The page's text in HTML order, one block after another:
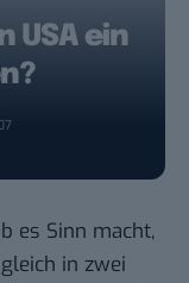
USA ein
es Sinn macht,
gleich in zwei